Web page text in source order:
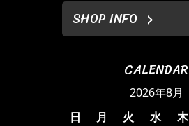
SHOP INFO
CALENDAR
2026年8月
日
月 火 水 木